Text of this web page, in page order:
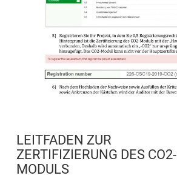
LEITFADEN ZUR
ZERTIFIZIERUNG DES CO2-
MODULS